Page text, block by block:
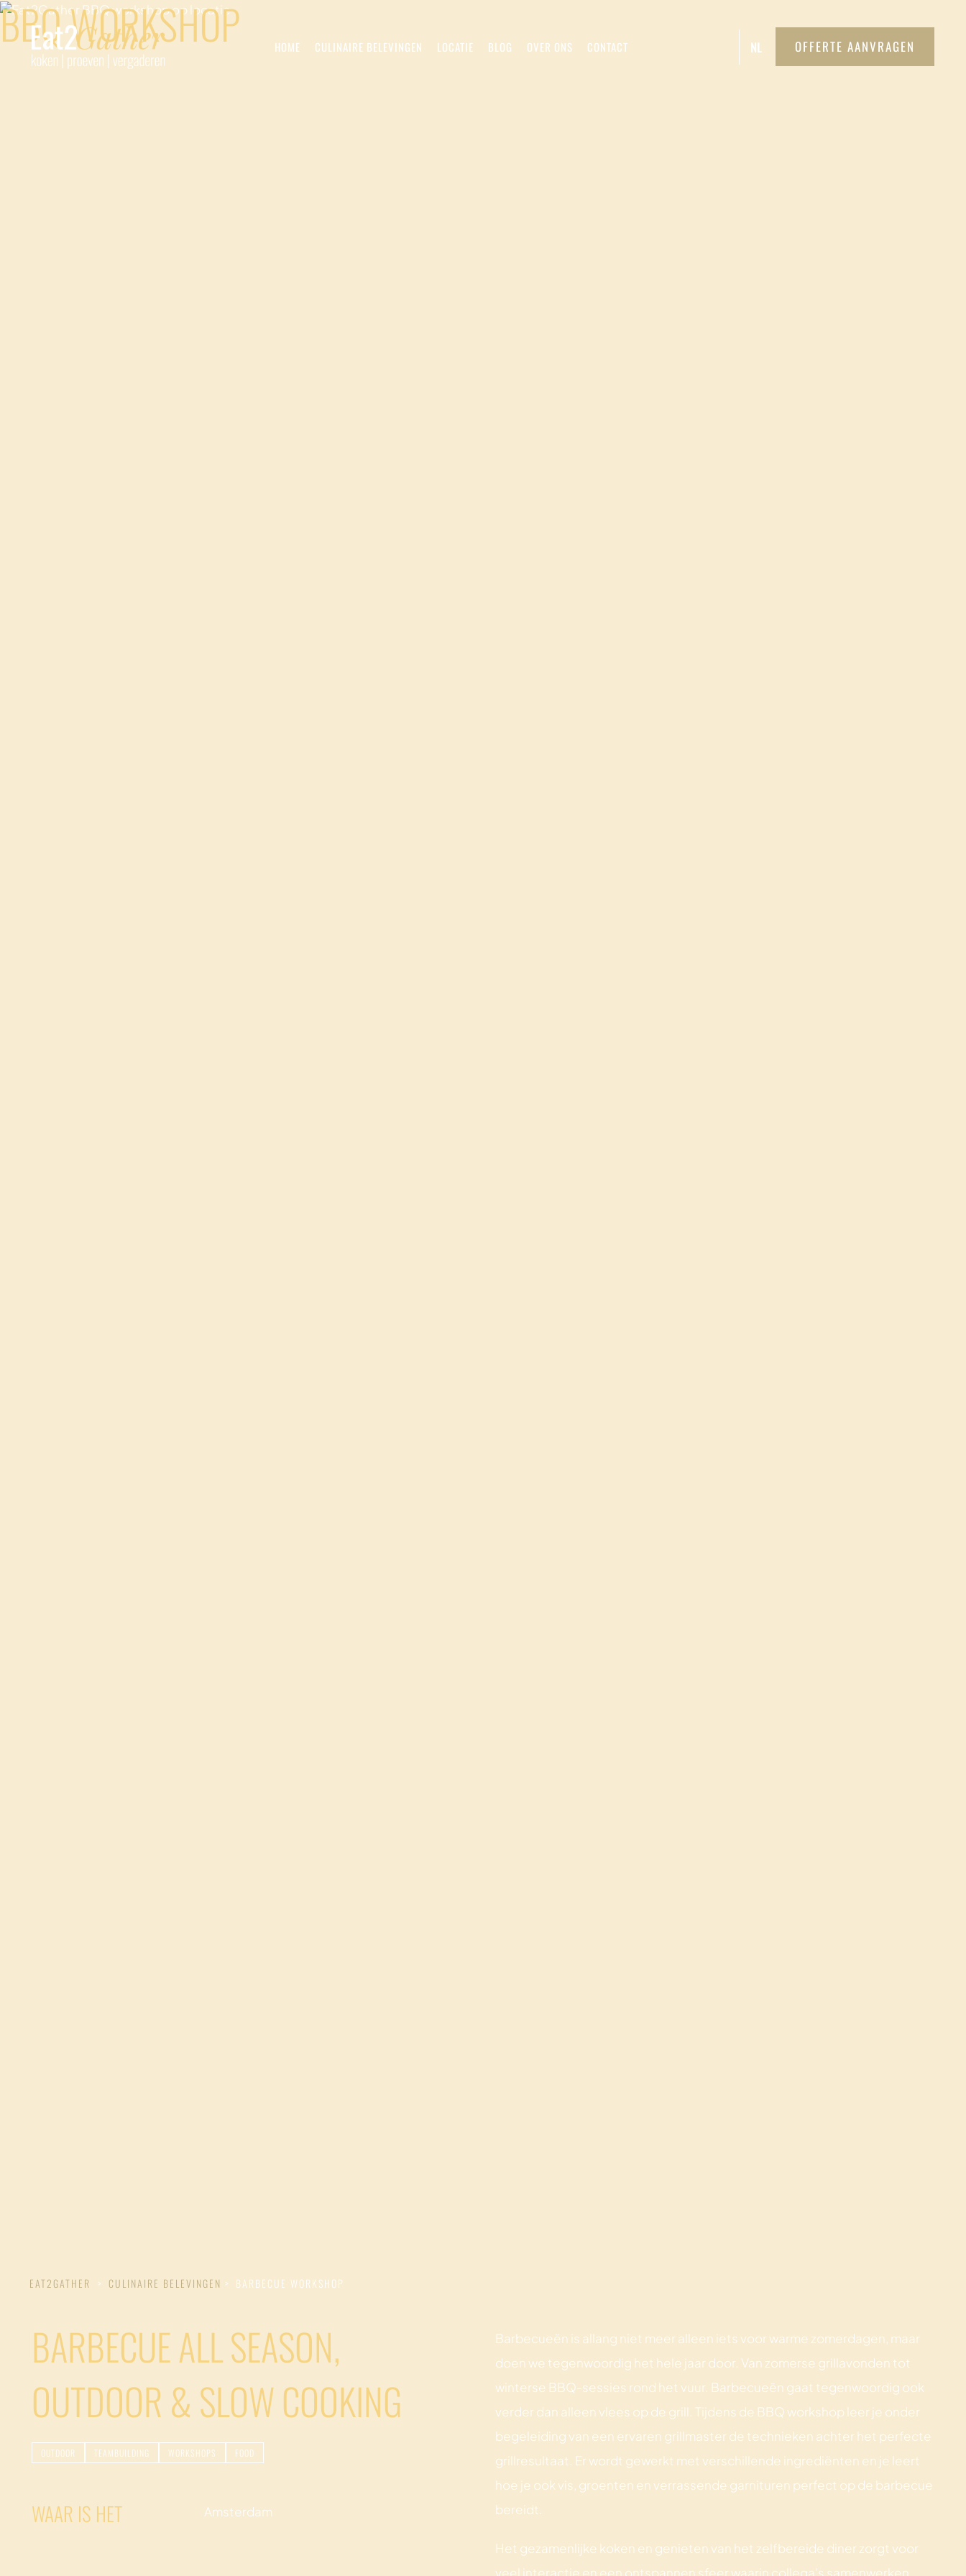
HOME CULINAIRE BELEVINGEN LOCATIE BLOG OVER ONS CONTACT NL OFFERTE AANVRAGEN
BBQ WORKSHOP
EAT2GATHER > CULINAIRE BELEVINGEN > BARBECUE WORKSHOP
BARBECUE ALL SEASON,
OUTDOOR & SLOW COOKING
OUTDOOR TEAMBUILDING WORKSHOPS FOOD
WAAR IS HET Amsterdam
Barbecueën is allang niet meer alleen iets voor warme zomerdagen, maar
doen we tegenwoordig het hele jaar door. Van zomerse grillavonden tot
winterse BBQ-sessies rond het vuur. Barbecueën gaat tegenwoordig ook
verder dan alleen vlees op de grill. Tijdens de BBQ workshop leer je onder
begeleiding van een ervaren grillmaster de technieken achter het perfecte
grillresultaat. Er wordt gewerkt met verschillende ingrediënten en je leert
hoe je ook vis, groenten en verrassende garnituren perfect op de barbecue
bereidt.
Het gezamenlijke koken en genieten van het zelfbereide diner zorgt voor
veel interactie en een ontspannen sfeer waarin collega’s samenwerken,